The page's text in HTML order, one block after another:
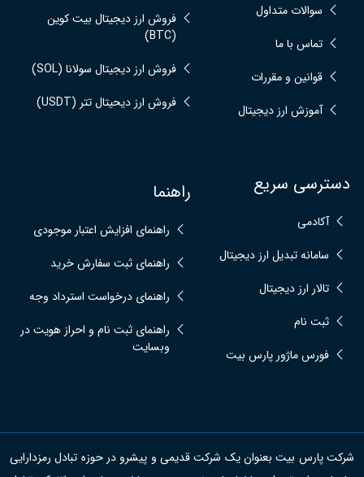
سوالات متداول
تماس با ما
قوانین و مقررات
آموزش ارز دیجیتال
فروش ارز دیجیتال بیت کوین
(BTC)
فروش ارز دیجیتال سولانا (SOL)
فروش ارز دیحیتال تتر (USDT)
دسترسی سریع
آکادمی
سامانه تبدیل ارز دیجیتال
تالار ارز دیجیتال
ثبت نام
فورس ماژور پارس بیت
راهنما
راهنمای افزایش اعتبار موجودی
راهنمای ثبت سفارش خرید
راهنمای درخواست استرداد وجه
راهنمای ثبت نام و احراز هویت در
وبسایت
شرکت پارس بیت بعنوان یک شرکت قدیمی و پیشرو در حوزه تبادل رمزدارایی